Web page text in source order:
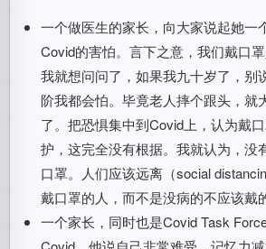
一个做医生的家长，向大家说起她一
Covid的害怕。言下之意，我们戴口罩
我就想问问了，如果我九十岁了，别
阶我都会怕。毕竟老人摔个跟头，就
了。把恐惧集中到Covid上，认为戴
护，这完全没有根据。我就认为，没
口罩。人们应该远离（social
戴口罩的人，而不是没病的不应该戴的
一个家长，同时也是Covid Task